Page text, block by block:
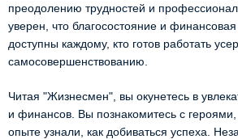
преодолению трудностей и
уверен, что благосостояние и
доступны каждому, кто готов работать
самосовершенствованию.
Читая "Жизнесмен", вы окунетесь в
и финансов. Вы познакомитесь с
опыте узнали, как добиваться успеха.